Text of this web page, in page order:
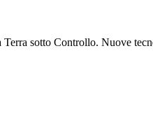
sotto Controllo. Nuove